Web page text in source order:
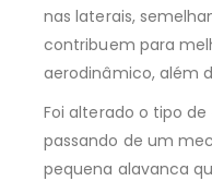
nas laterais,
contribuem para
aerodinâmico, além
Foi alterado o tipo
passando de um
pequena alavanca